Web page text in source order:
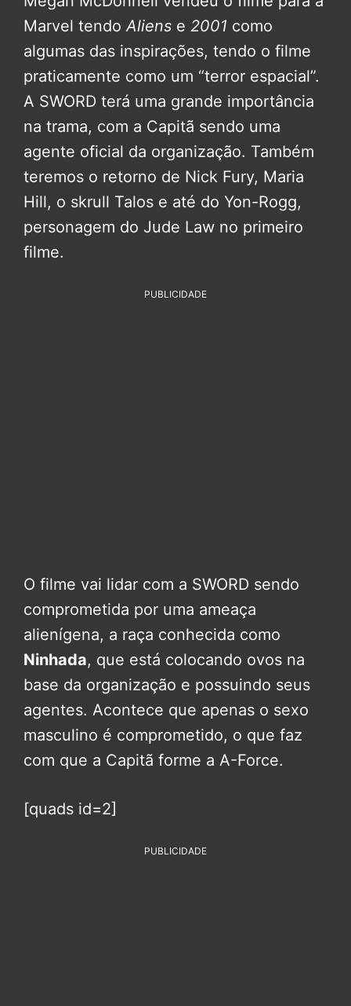
Marvel tendoAliens e 2001 como
algumas das inspirações, tendo o filme
praticamente como um “terror espacial”.
A SWORD terá uma grande importância
na trama, com a Capitã sendo uma
agente oficial da organização. Também
teremos o retorno de Nick Fury, Maria
Hill, o skrull Talos e até do Yon-Rogg,
personagem do Jude Law no primeiro
filme.
PUBLICIDADE
O filme vai lidar com a SWORD sendo
comprometida por uma ameaça
alienígena, a raça conhecida como
Ninhada, que está colocando ovos na
base da organização e possuindo seus
agentes. Acontece que apenas o sexo
masculino é comprometido, o que faz
com que a Capitã forme a A-Force.
[quads id=2]
PUBLICIDADE